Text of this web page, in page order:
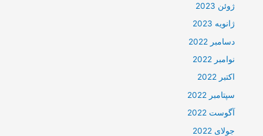
ژوئن 2023
ژانویه 2023
دسامبر 2022
نوامبر 2022
اکتبر 2022
سپتامبر 2022
آگوست 2022
جولای 2022